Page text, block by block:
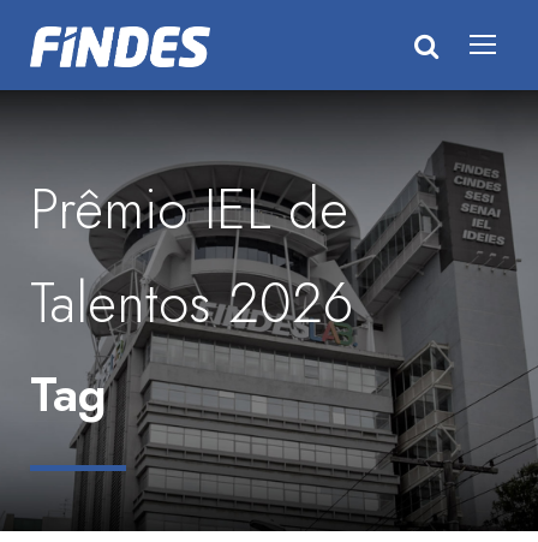
Prêmio IEL de
Talentos 2026
Tag